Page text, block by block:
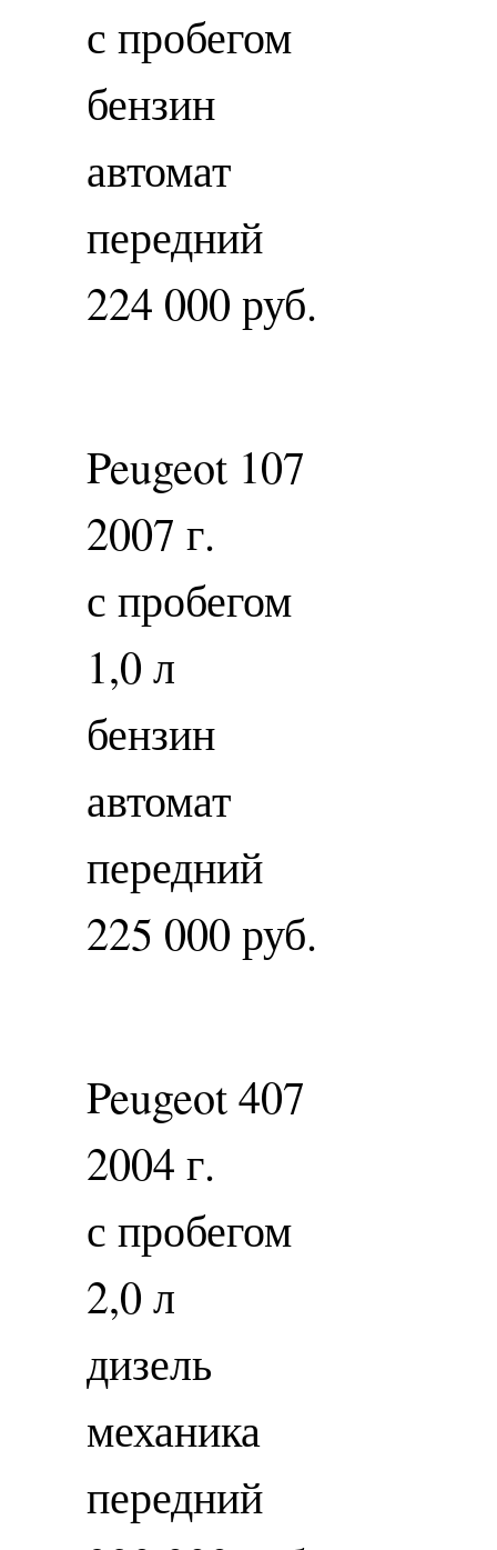
с пробегом
бензин
автомат
передний
224 000 руб.
Peugeot 107
2007 г.
с пробегом
1,0 л
бензин
автомат
передний
225 000 руб.
Peugeot 407
2004 г.
с пробегом
2,0 л
дизель
механика
передний